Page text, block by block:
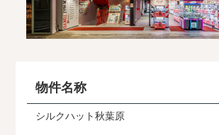
物件名称
シルクハット秋葉原